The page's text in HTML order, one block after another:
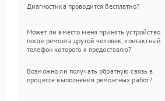
Диагностика проводится бесплатно?
Может ли вместо меня принять устройство
после ремонта другой человек, контактный
телефон которого я предоставлю?
Возможно ли получать обратную связь в
процессе выполнения ремонтных работ?